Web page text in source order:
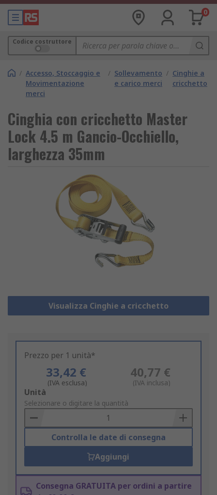
0
Codice costruttore
/ Accesso, Stoccaggio e
Movimentazione
merci
/ Sollevamento
e carico merci
/ Cinghie a
cricchetto
Cinghia con cricchetto Master
Lock 4.5 m Gancio-Occhiello,
larghezza 35mm
Visualizza Cinghie a cricchetto
Prezzo per 1 unità*
33,42 €
(IVA esclusa)
40,77 €
(IVA inclusa)
Add
to
Basket
Unità
Selezionare o digitare la quantità
Controlla le date di consegna
Aggiungi
Consegna GRATUITA per ordini a partire